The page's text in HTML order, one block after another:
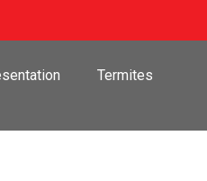
Termites